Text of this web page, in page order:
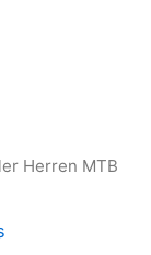
Herren MTB